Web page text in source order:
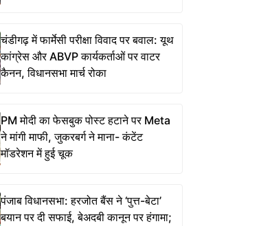
चंडीगढ़ में फार्मेसी परीक्षा विवाद पर बवाल: यूथ
कांग्रेस और ABVP कार्यकर्ताओं पर वाटर
कैनन, विधानसभा मार्च रोका
PM मोदी का फेसबुक पोस्ट हटाने पर Meta
ने मांगी माफी, जुकरबर्ग ने माना- कंटेंट
मॉडरेशन में हुई चूक
पंजाब विधानसभा: हरजोत बैंस ने ‘पुत्त-बेटा’
बयान पर दी सफाई, बेअदबी कानून पर हंगामा;